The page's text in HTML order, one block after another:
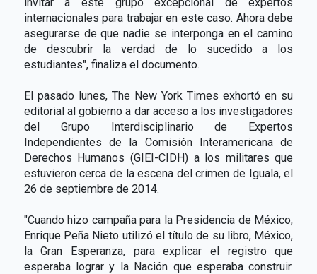
internacionales para trabajar en este caso. Ahora debe
asegurarse de que nadie se interponga en el camino
de descubrir la verdad de lo sucedido a los
estudiantes", finaliza el documento.
El pasado lunes, The New York Times exhortó en su
editorial al gobierno a dar acceso a los investigadores
del Grupo Interdisciplinario de Expertos
Independientes de la Comisión Interamericana de
Derechos Humanos (GIEI-CIDH) a los militares que
estuvieron cerca de la escena del crimen de Iguala, el
26 de septiembre de 2014.
"Cuando hizo campaña para la Presidencia de México,
Enrique Peña Nieto utilizó el título de su libro, México,
la Gran Esperanza, para explicar el registro que
esperaba lograr y la Nación que esperaba construir.